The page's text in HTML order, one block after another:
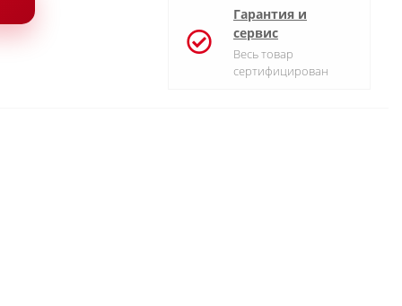
Гарантия и
сервис
Весь товар
сертифицирован